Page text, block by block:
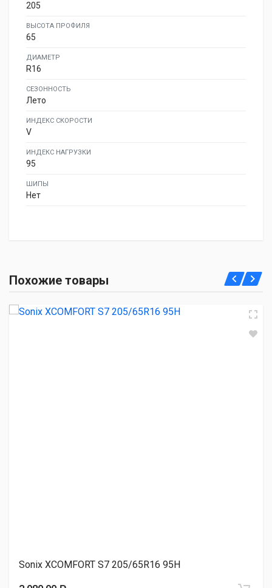
205
ВЫСОТА ПРОФИЛЯ
65
ДИАМЕТР
R16
СЕЗОННОСТЬ
Лето
ИНДЕКС СКОРОСТИ
V
ИНДЕКС НАГРУЗКИ
95
ШИПЫ
Нет
Cordiant BUSINESS CA-1 (2023) 205/65R16 107/105R
Похожие товары
Sonix XCOMFORT S7 205/65R16 95H